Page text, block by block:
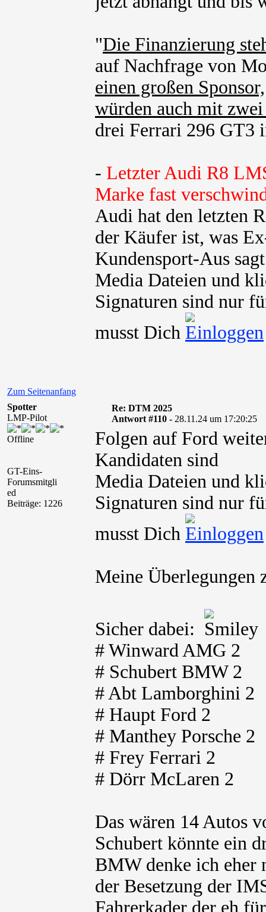
"Die Finanzierung
auf Nachfrage von
einen großen Sponsor,
würden auch mit
drei Ferrari 296 GT3
- Letzter Audi R8
Marke fast
Audi hat den letzten
der Käufer ist, was
Kundensport-Aus
Media Dateien und
Signaturen sind nur
musst Dich
Zum Seitenanfang
Spotter
LMP-Pilot
Offline
GT-Eins-
Forumsmitgli
ed
Beiträge: 1226
Re: DTM 2025
Antwort #110 - 28.11.24 um 17:20:25
Folgen auf Ford
Kandidaten sind
Media Dateien und
Signaturen sind nur
musst Dich
Meine Überlegungen
Sicher dabei:
# Winward AMG 2
# Schubert BMW 2
# Abt Lamborghini 2
# Haupt Ford 2
# Manthey Porsche 2
# Frey Ferrari 2
# Dörr McLaren 2
Das wären 14 Autos
Schubert könnte ein
BMW denke ich eher
der Besetzung der
Fahrerkader der eh